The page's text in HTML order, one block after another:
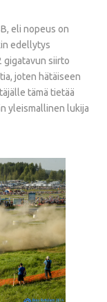
eli nopeus on
edellytys
gigatavun siirto
joten hätäiseen
tämä tietää
yleismallinen lukija